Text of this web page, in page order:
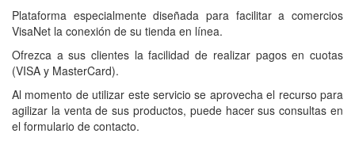
Plataforma especialmente diseñada para facilitar a comercios
VisaNet la conexión de su tienda en línea.
Ofrezca a sus clientes la facilidad de realizar pagos en cuotas
(VISA y MasterCard).
Al momento de utilizar este servicio se aprovecha el recurso para
agilizar la venta de sus productos, puede hacer sus consultas en
el formulario de contacto.